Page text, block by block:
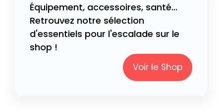
Équipement, accessoires, santé...
Retrouvez notre sélection
d'essentiels pour l'escalade sur le
shop !
Voir le Shop